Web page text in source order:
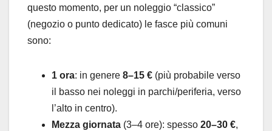
questo momento, per un noleggio “classico”
(negozio o punto dedicato) le fasce più comuni
sono:
1 ora: in genere 8–15 € (più probabile verso
il basso nei noleggi in parchi/periferia, verso
l’alto in centro).
Mezza giornata (3–4 ore): spesso 20–30 €,